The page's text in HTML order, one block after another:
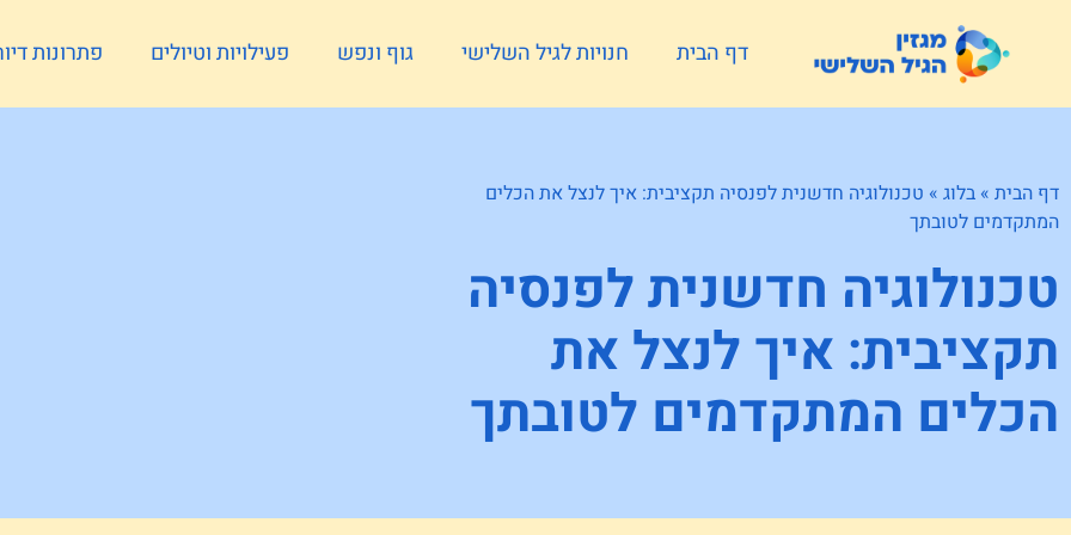
דף הבית חנויות לגיל השלישי גוף ונפש פעילויות וטיולים פתרונות
דף הבית » בלוג » טכנולוגיה חדשנית לפנסיה תקציבית: איך לנצל את הכלים
המתקדמים לטובתך
טכנולוגיה חדשנית לפנסיה
תקציבית: איך לנצל את
הכלים המתקדמים לטובתך